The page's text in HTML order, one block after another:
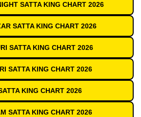
SATTA KING CHART 2026
SATTA KING CHART 2026
SATTA KING CHART 2026
SATTA KING CHART 2026
KING CHART 2026
SATTA KING CHART 2026